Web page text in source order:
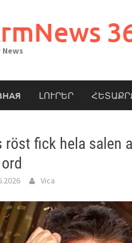
News
ԼՈՒՐԵՐ
röst fick hela salen
Vica